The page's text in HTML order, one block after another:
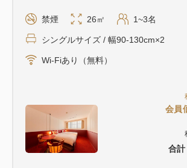
会員
合計
禁煙 26㎡ 1~3名
シングルサイズ / 幅90-130cm×2
Wi-Fiあり（無料）